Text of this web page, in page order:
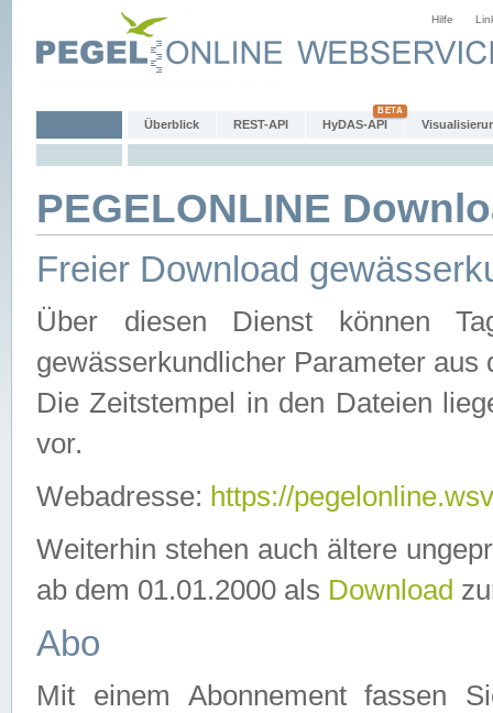
Hilfe
Überblick REST-API HyDAS-API
PEGELONLINE
Freier Download
Über diesen Dienst können
gewässerkundlicher Parameter aus
Die Zeitstempel in den Dateien
vor.
Webadresse: https://
Weiterhin stehen auch ältere
ab dem 01.01.2000 als Download
Abo
Mit einem Abonnement fassen